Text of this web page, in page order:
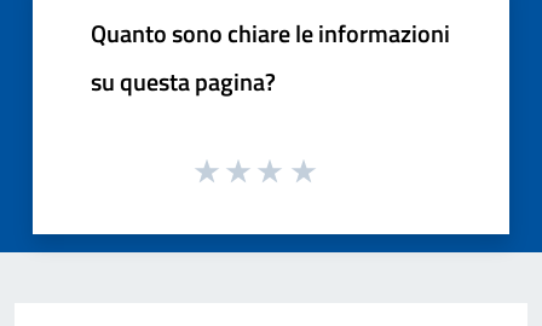
Quanto sono chiare le informazioni
su questa pagina?